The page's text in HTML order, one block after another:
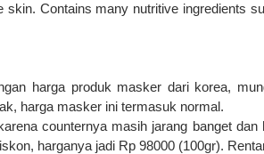
skin. Contains many nutritive ingredients
harga produk masker dari korea,
harga masker ini termasuk normal.
counternya masih jarang banget
harganya jadi Rp 98000 (100gr).